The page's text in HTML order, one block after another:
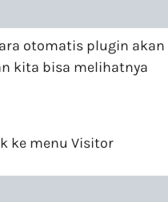
otomatis plugin akan
kita bisa melihatnya
ke menu Visitor